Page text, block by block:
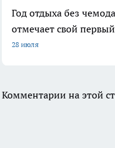
Год отдыха без
отмечает свой
28 июля
Комментарии на этой